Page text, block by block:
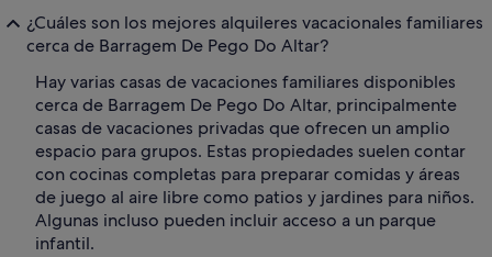
¿Cuáles son los mejores alquileres vacacionales familiares
cerca de Barragem De Pego Do Altar?
Hay varias casas de vacaciones familiares disponibles
cerca de Barragem De Pego Do Altar, principalmente
casas de vacaciones privadas que ofrecen un amplio
espacio para grupos. Estas propiedades suelen contar
con cocinas completas para preparar comidas y áreas
de juego al aire libre como patios y jardines para niños.
Algunas incluso pueden incluir acceso a un parque
infantil.